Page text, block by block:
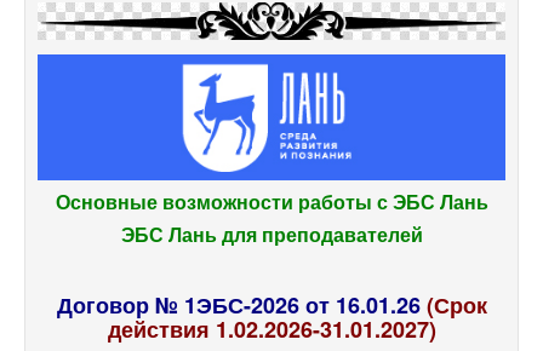
Основные возможности работы с ЭБС Лань
ЭБС Лань для преподавателей
Договор № 1ЭБС-2026 от 16.01.26 (Срок
действия 1.02.2026-31.01.2027)